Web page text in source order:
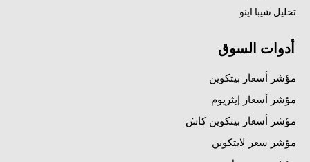
تحليل شيبا اينو
أدوات السوق
مؤشر أسعار بيتكوين
مؤشر أسعار إيثريوم
مؤشر أسعار بيتكوين كاش
مؤشر سعر لايتكوين